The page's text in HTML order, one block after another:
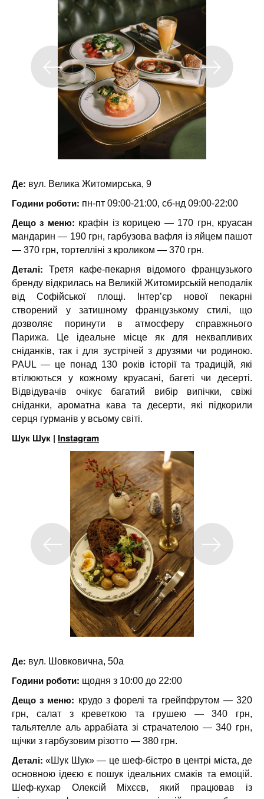
Де: вул. Велика Житомирська, 9
Години роботи: пн-пт 09:00-21:00, сб-нд 09:00-22:00
Дещо з меню: крафін із корицею — 170 грн, круасан
мандарин — 190 грн, гарбузова вафля із яйцем пашот
— 370 грн, тортелліні з кроликом — 370 грн.
Деталі: Третя кафе-пекарня відомого французького
бренду відкрилась на Великій Житомирській неподалік
від Софійської площі. Інтер’єр нової пекарні
створений у затишному французькому стилі, що
дозволяє поринути в атмосферу справжнього
Парижа. Це ідеальне місце як для неквапливих
сніданків, так і для зустрічей з друзями чи родиною.
PAUL — це понад 130 років історії та традицій, які
втілюються у кожному круасані, багеті чи десерті.
Відвідувачів очікує багатий вибір випічки, свіжі
сніданки, ароматна кава та десерти, які підкорили
серця гурманів у всьому світі.
Шук Шук | Instagram
Де: вул. Шовковична, 50а
Години роботи: щодня з 10:00 до 22:00
Дещо з меню: крудо з форелі та грейпфрутом — 320
грн, салат з креветкою та грушею — 340 грн,
тальятелле аль аррабіата зі страчателою — 340 грн,
щічки з гарбузовим різотто — 380 грн.
Деталі: «Шук Шук» — це шеф-бістро в центрі міста, де
основною ідеєю є пошук ідеальних смаків та емоцій.
Шеф-кухар Олексій Міхєєв, який працював із